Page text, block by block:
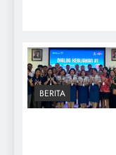
BERITA